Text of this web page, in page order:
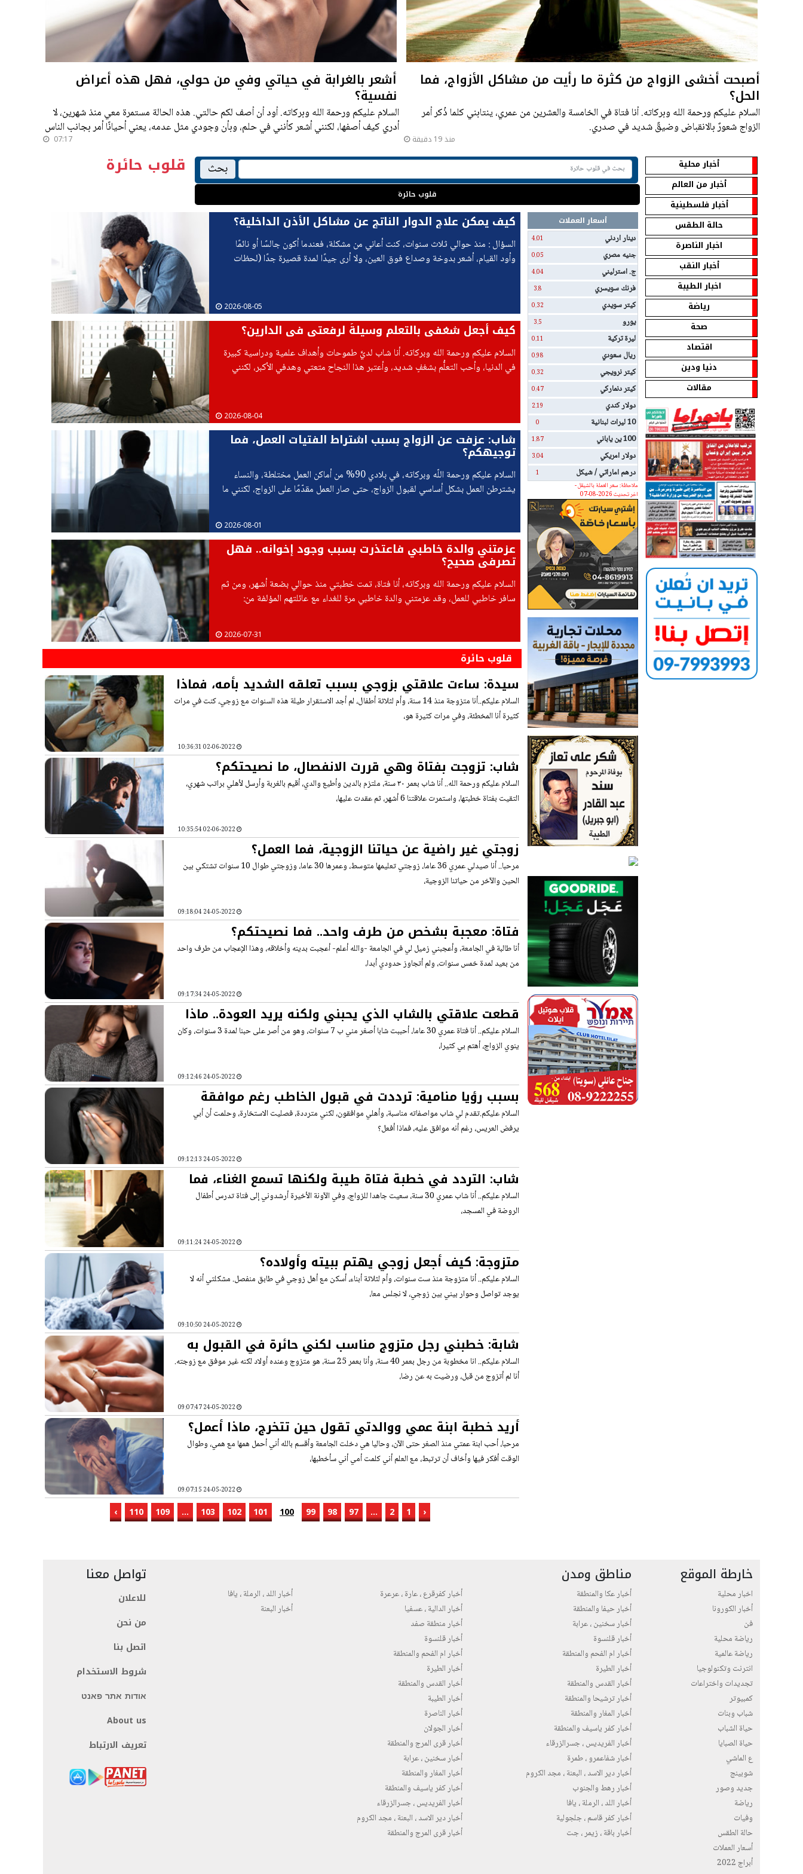
أصبحت أخشى الزواج من كثرة ما رأيت من مشاكل الأزواج، فما
الحل؟
السلام عليكم ورحمة الله وبركاته. أنا فتاة في الخامسة والعشرين من عمري، ينتابني كلما ذُكر أمر
الزواج شعورٌ بالانقباض وضيقٌ شديد في صدري.
منذ 19 دقيقة
أشعر بالغرابة في حياتي وفي من حولي، فهل هذه أعراض
نفسية؟
السلام عليكم ورحمة الله وبركاته. أود أن أصف لكم حالتي. هذه الحالة مستمرة معي منذ شهرين، لا
أدري كيف أصفها، لكنني أشعر كأنني في حلم، وبأن وجودي مثل عدمه، يعني أحيانًا أمر بجانب الناس
07:17
أخبار محلية
أخبار من العالم
أخبار فلسطينية
حالة الطقس
اخبار الناصرة
أخبار النقب
اخبار الطيبة
رياضة
صحة
اقتصاد
دنيا ودين
مقالات
بحث
قلوب حائرة
قلوب حائرة
أسعار العملات
دينار اردني
4.01
جنيه مصري 0.05
ج. استرليني 4.04
فرنك سويسري 3.8
كيتر سويدي 0.32
يورو 3.5
ليرة تركية 0.11
ريال سعودي 0.98
كيتر نرويجي 0.32
كيتر دنماركي 0.47
دولار كندي 2.19
10 ليرات لبنانية 0
100 ين ياباني 1.87
دولار امريكي 3.04
درهم اماراتي / شيكل
1
ملاحظة: سعر العملة بالشيقل -
اخر تحديث 2026-08-07
كيف يمكن علاج الدوار الناتج عن مشاكل الأذن الداخلية؟
السؤال : منذ حوالي ثلاث سنوات، كنت أعاني من مشكلة، فعندما أكون جالسًا أو نائمًا
وأود القيام، أشعر بدوخة وصداع فوق العين، ولا أرى جيدًا لمدة قصيرة جدًا (لحظات
2026-08-05
كيف أجعل شغفي بالتعلم وسيلةً لرفعتي في الدارين؟
السلام عليكم ورحمة الله وبركاته. أنا شاب لديَّ طموحات وأهداف علمية ودراسية كبيرة
في الدنيا، وأحب التعلُّم بشغفٍ شديد، وأعتبر هذا النجاح متعتي وهدفي الأكبر، لكنني
2026-08-04
شاب: عزفت عن الزواج بسبب اشتراط الفتيات العمل، فما
توجيهكم؟
السلام عليكم ورحمة اللّه وبركاته، في بلادي 90% من أماكن العمل مختلطة، والنساء
يشترطن العمل بشكل أساسي لقبول الزواج، حتى صار العمل مقدّمًا على الزواج، لكنني ما
2026-08-01
عزمتني والدة خاطبي فاعتذرت بسبب وجود إخوانه.. فهل
تصرفي صحيح؟
السلام عليكم ورحمة الله وبركاته، أنا فتاة، تمت خطبتي منذ حوالي بضعة أشهر، ومن ثم
سافر خاطبي للعمل، وقد عزمتني والدة خاطبي مرة للغداء مع عائلتهم المؤلفة من:
2026-07-31
قلوب حائرة
سيدة: ساءت علاقتي بزوجي بسبب تعلقه الشديد بأمه، فماذا
أفعل؟
السلام عليكم..أنا متزوجة منذ 14 سنة، وأم لثلاثة أطفال، لم أجد الاستقرار طيلة هذه السنوات مع زوجي، كنت في مرات
كثيرة أنا المخطئة، وفي مرات كثيرة هو،
شاب: تزوجت بفتاة وهي قررت الانفصال، ما نصيحتكم؟
السلام عليكم ورحمة الله.. أنا شاب بعمر ٣٠ سنة، ملتزم بالدين وأطيع والدي، أقيم بالغربة وأرسل لأهلي براتب شهري،
التقيت بفتاة خطبتها، واستمرت علاقتنا 6 أشهر، ثم عقدت عليها،
زوجتي غير راضية عن حياتنا الزوجية، فما العمل؟
مرحبا.. أنا صيدلي عمري 36 عاما، زوجتي تعليمها متوسط، وعمرها 30 عاما، وزوجتي طوال 10 سنوات تشتكي بين
الحين والآخر من حياتنا الزوجية،
فتاة: معجبة بشخص من طرف واحد.. فما نصيحتكم؟
أنا طالبة في الجامعة، وأعجبني زميل لي في الجامعة -والله أعلم- أعجبت بدينه وأخلاقه، وهذا الإعجاب من طرف واحد
من بعيد لمدة خمس سنوات، ولم أتجاوز حدودي أبدا،
قطعت علاقتي بالشاب الذي يحبني ولكنه يريد العودة.. ماذا
تنصحوني؟
السلام عليكم.. أنا فتاة عمري 30 عاما، أحببت شابا أصغر مني ب 7 سنوات، وهو من أصر على حبنا لمدة 3 سنوات، وكان
ينوي الزواج، أهتم بي كثيرا،
بسبب رؤيا منامية: ترددت في قبول الخاطب رغم موافقة
أهلي، فماذا أفعل؟
السلام عليكم.تقدم لي شاب مواصفاته مناسبة، وأهلي موافقون، لكني مترددة، فصليت الاستخارة، وحلمت أن أبي
يرفض العريس، رغم أنه موافق عليه، فماذا أفعل؟
شاب: التردد في خطبة فتاة طيبة ولكنها تسمع الغناء، فما
توجيهكم؟
السلام عليكم.. أنا شاب عمري 30 سنة، سعيت جاهدا للزواج، وفي الآونة الأخيرة أرشدوني إلى فتاة تدرس أطفال
الروضة في المسجد،
متزوجة: كيف أجعل زوجي يهتم ببيته وأولاده؟
السلام عليكم.. أنا متزوجة منذ ست سنوات، وأم لثلاثة أبناء، أسكن مع أهل زوجي في طابق منفصل. مشكلتي أنه لا
يوجد تواصل وحوار بيني بين زوجي، لا نجلس معا،
شابة: خطبني رجل متزوج مناسب لكني حائرة في القبول به
بسبب عمره!
السلام عليكم.. انا مخطوبة من رجل بعمر 40 سنة، وأنا بعمر 25 سنة، هو متزوج وعنده أولاد لكنه غير موفق مع زوجته.
أنا لم أتزوج من قبل، ورضيت به عن رضا،
أريد خطبة ابنة عمي ووالدتي تقول حين تتخرج، ماذا أعمل؟
مرحبا، أحب ابنة عمتي منذ الصغر حتى الآن، وحاليا هي دخلت الجامعة وأقسم بالله أني أحمل همها مع همي، وطوال
الوقت أفكر فيها وأخاف أن ترتبط، مع العلم أني كلمت أمي أني سأخطبها،
‹
1
2
...
97
98
99
100
101
102
103
...
109
110
›
خارطة الموقع
اخبار محلية
أخبار الكورونا
فن
رياضة محلية
رياضة عالمية
انترنت وتكنولوجيا
تجديدات واختراعات
كمبيوتر
شباب وبنات
حياة الشباب
حياة الصبايا
ع الماشي
شوبينج
جديد وصور
رياضة
وفيات
حالة الطقس
أسعار العملات
أبراج 2022
مناطق ومدن
أخبار عكا والمنطقة
أخبار حيفا والمنطقة
أخبار سخنين ، عرابة
أخبار قلنسوة
أخبار ام الفحم والمنطقة
أخبار الطيرة
أخبار القدس والمنطقة
أخبار ترشيحا والمنطقة
أخبار المغار والمنطقة
أخبار كفر ياسيف والمنطقة
أخبار الفريديس ، جسرالزرقاء
أخبار شفاعمرو ، طمرة
أخبار دير الاسد ، البعنة ، مجد الكروم
أخبار رهط والجنوب
أخبار اللد ، الرملة ، يافا
أخبار كفر قاسم ، جلجولية
أخبار باقة ، زيمر ، جت
أخبار كفرقرع ، عارة ، عرعرة
أخبار الدالية ، عسفيا
أخبار منطقة صفد
أخبار قلنسوة
أخبار ام الفحم والمنطقة
أخبار الطيرة
أخبار القدس والمنطقة
أخبار الطيبة
أخبار الناصرة
أخبار الجولان
أخبار قرى المرج والمنطقة
أخبار سخنين ، عرابة
أخبار المغار والمنطقة
أخبار كفر ياسيف والمنطقة
أخبار الفريديس ، جسرالزرقاء
أخبار دير الاسد ، البعنة ، مجد الكروم
أخبار قرى المرج والمنطقة
أخبار اللد ، الرملة ، يافا
أخبار البعنة
تواصل معنا
للاعلان
من نحن
اتصل بنا
شروط الاستخدام
אודות אתר פאנט
About us
تعريف الارتباط